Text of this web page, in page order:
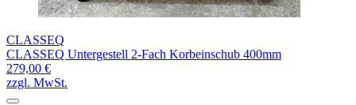
CLASSEQ
CLASSEQ Untergestell 2-Fach Korbeinschub 400mm
279,00 €
zzgl. MwSt.